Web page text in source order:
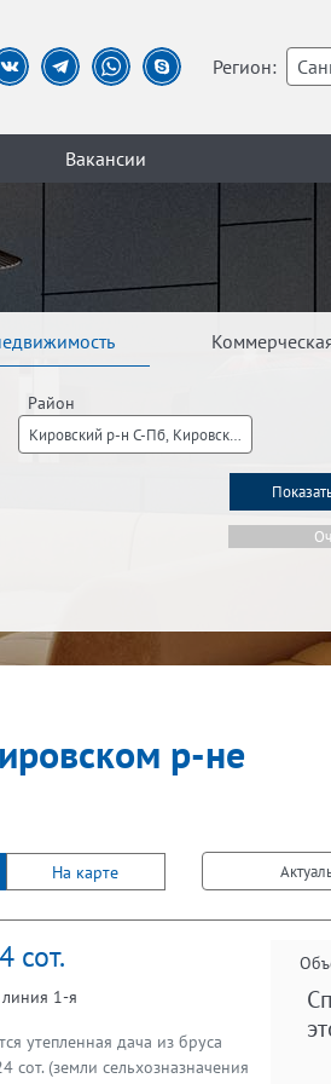
Регион:
Вакансии
Район
Кировский р-н С-Пб, Кировский р-н ЛО
р-не
На карте
сот.
1-я
утепленная дача из бруса
(земли сельхозназначения